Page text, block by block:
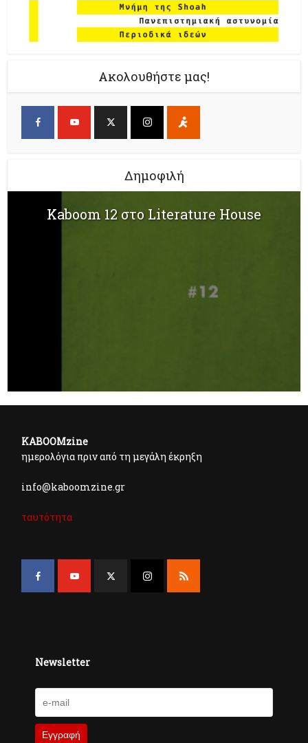
Ακολουθήστε μας!
Δημοφιλή
Kaboom 12 στο Literature House
KABOOMzine
ημερολόγια πριν από τη μεγάλη έκρηξη
info@kaboomzine.gr
ταυτότητα
Newsletter